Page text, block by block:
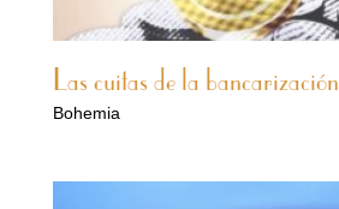
Las cuitas de la bancarización
Bohemia